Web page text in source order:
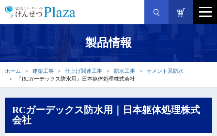
製品情報
ホーム 建築工事 仕上げ関連工事 防水工事
セメント系防水
『RCガーデックス防水用』日本躯体処理株式会社
RCガーデックス防水用｜日本躯体処理株式
会社